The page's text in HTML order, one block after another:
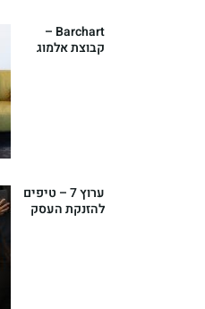
Barchart –
קבוצת אלמוג
ערוץ 7 – טיפים
להזנקת העסק